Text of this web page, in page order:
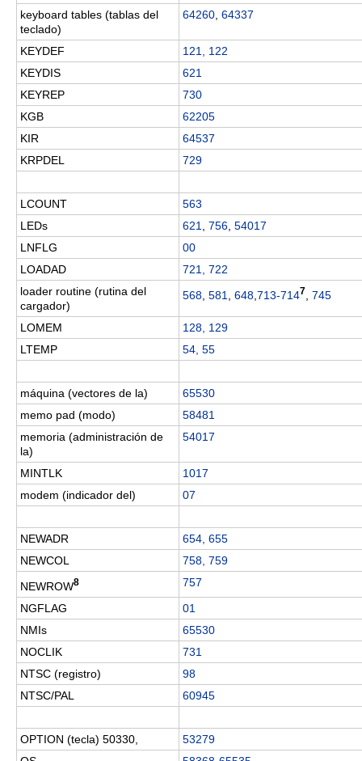
keyboard tables (tablas del
teclado)
64260 64337
KEYDEF
121, 122
KEYDIS
621
KEYREP
730
KGB
62205
KIR
64537
KRPDEL
729
LCOUNT
563
LEDs
621 756 54017
LNFLG
00
LOADAD
721, 722
loader routine (rutina del
cargador)
568 581 648 713-7147 745
LOMEM
128, 129
LTEMP
54, 55
máquina (vectores de la)
65530
memo pad (modo)
58481
memoria (administración de
la)
54017
MINTLK
1017
modem (indicador del)
07
NEWADR
654, 655
NEWCOL
758, 759
NEWROW8
757
NGFLAG
01
NMIs
65530
NOCLIK
731
NTSC (registro)
98
NTSC/PAL
60945
OPTION (tecla) 50330,
53279